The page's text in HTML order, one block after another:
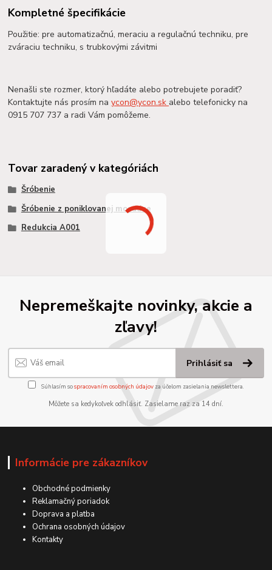
Kompletné špecifikácie
Použitie: pre automatizačnú, meraciu a regulačnú techniku, pre
zváraciu techniku, s trubkovými závitmi
Nenašli ste rozmer, ktorý hľadáte alebo potrebujete poradiť?
Kontaktujte nás prosím naycon@ycon.sk alebo telefonicky na
0915 707 737 a radi Vám pomôžeme.
Tovar zaradený v kategóriách
Šróbenie
Šróbenie z poniklovanej mosadze
Redukcia A001
Nepremeškajte novinky, akcie a
zľavy!
Prihlásiť sa
Súhlasím sospracovaním osobných údajov za účelom zasielania newslettera.
Môžete sa kedykoľvek odhlásiť. Zasielame raz za 14 dní.
Informácie pre zákazníkov
Obchodné podmienky
Reklamačný poriadok
Doprava a platba
Ochrana osobných údajov
Kontakty